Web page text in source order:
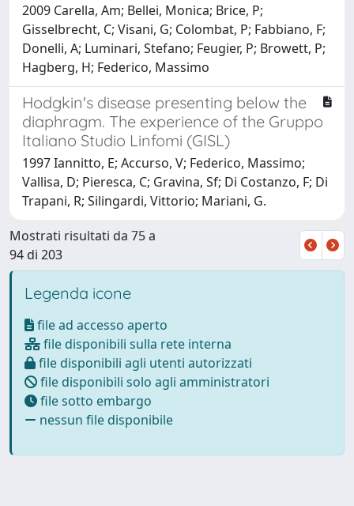
2009 Carella, Am; Bellei, Monica; Brice, P;
Gisselbrecht, C; Visani, G; Colombat, P; Fabbiano, F;
Donelli, A; Luminari, Stefano; Feugier, P; Browett, P;
Hagberg, H; Federico, Massimo
Hodgkin's disease presenting below the
diaphragm. The experience of the Gruppo
Italiano Studio Linfomi (GISL)
1997 Iannitto, E; Accurso, V; Federico, Massimo;
Vallisa, D; Pieresca, C; Gravina, Sf; Di Costanzo, F; Di
Trapani, R; Silingardi, Vittorio; Mariani, G.
Mostrati risultati da 75 a
94 di 203
Legenda icone
file ad accesso aperto
file disponibili sulla rete interna
file disponibili agli utenti autorizzati
file disponibili solo agli amministratori
file sotto embargo
nessun file disponibile